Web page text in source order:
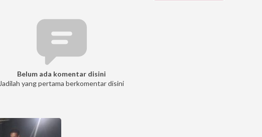
Belum ada komentar disini
Jadilah yang pertama berkomentar disini